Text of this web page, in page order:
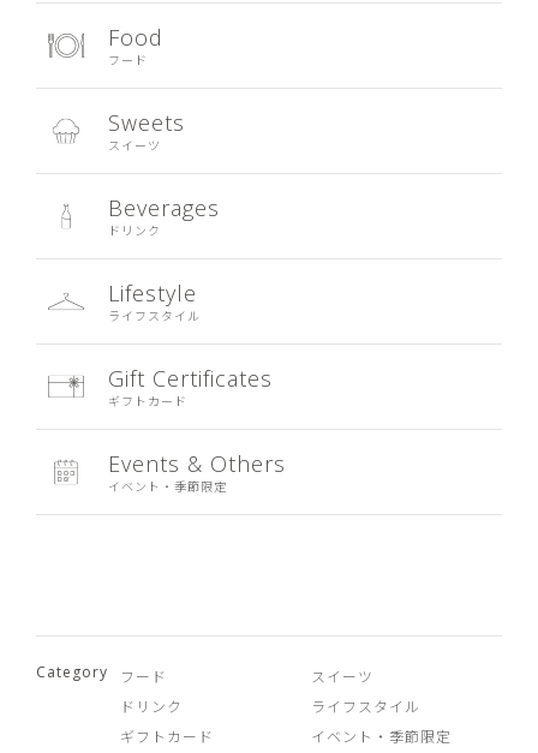
Food
フード
Sweets
スイーツ
Beverages
ドリンク
Lifestyle
ライフスタイル
Gift Certificates
ギフトカード
Events & Others
イベント・季節限定
Category フード
スイーツ
ドリンク
ライフスタイル
ギフトカード
イベント・季節限定